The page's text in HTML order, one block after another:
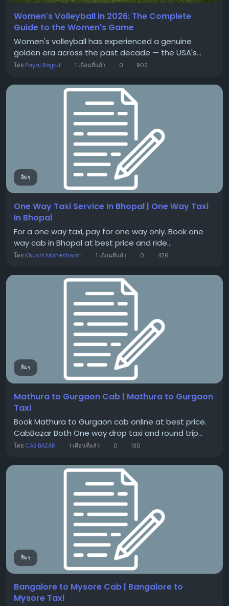
Women's Volleyball in 2026: The Complete
Guide to the Women's Game
Women's volleyball has experienced a genuine
golden era across the past decade — the USA's...
โดย Payal Rajput 1 เดือนที่แล้ว 0 902
อื่น ๆ
One Way Taxi Service In Bhopal | One Way Taxi
In Bhopal
For a one way taxi, pay for one way only. Book one
way cab in Bhopal at best price and ride...
โดย Khushi Maheshwari 1 เดือนที่แล้ว 0 426
อื่น ๆ
Mathura to Gurgaon Cab | Mathura to Gurgaon
Taxi
Book Mathura to Gurgaon cab online at best price.
CabBazar Both One way drop taxi and round trip...
โดย CAB BAZAR 1 เดือนที่แล้ว 0 130
อื่น ๆ
Bangalore to Mysore Cab | Bangalore to
Mysore Taxi